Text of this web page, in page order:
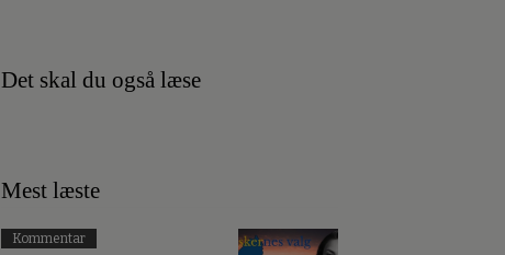
Det skal du også læse
Mest læste
Kommentar